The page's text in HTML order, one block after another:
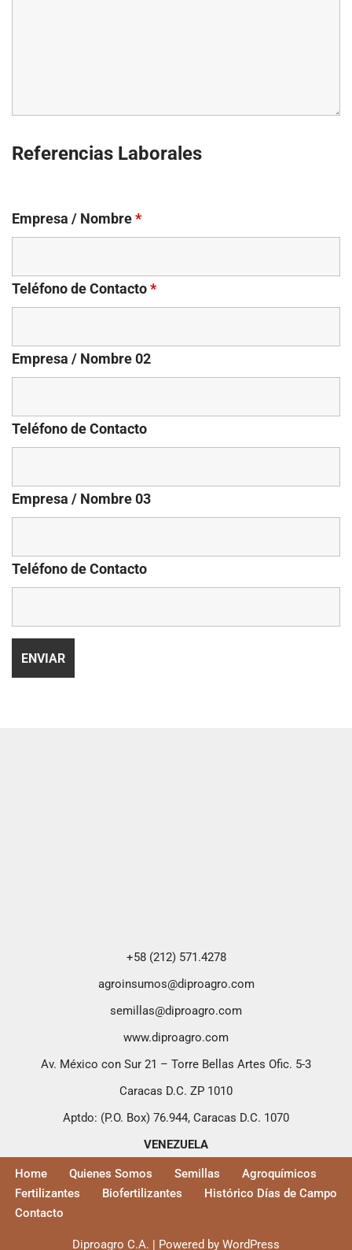
Referencias Laborales
Empresa / Nombre*
Teléfono de Contacto*
Empresa / Nombre 02
Teléfono de Contacto
Empresa / Nombre 03
Teléfono de Contacto
+58 (212) 571.4278
agroinsumos@diproagro.com
semillas@diproagro.com
www.diproagro.com
Av. México con Sur 21 – Torre Bellas Artes Ofic. 5-3
Caracas D.C. ZP 1010
Aptdo: (P.O. Box) 76.944, Caracas D.C. 1070
VENEZUELA
Home Quienes Somos Semillas
Agroquímicos
Fertilizantes
Biofertilizantes
Histórico Días de Campo
Contacto
Diproagro C.A. | Powered by WordPress